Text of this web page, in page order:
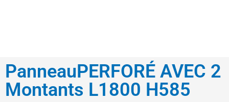
PanneauPERFORÉ AVEC 2
Montants L1800 H585